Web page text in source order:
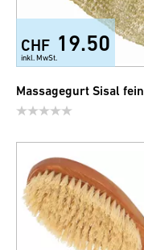
CHF 19.50
inkl. MwSt.
Massagegurt Sisal fein